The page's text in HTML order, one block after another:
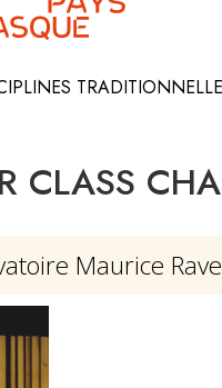
CLASS
Maurice